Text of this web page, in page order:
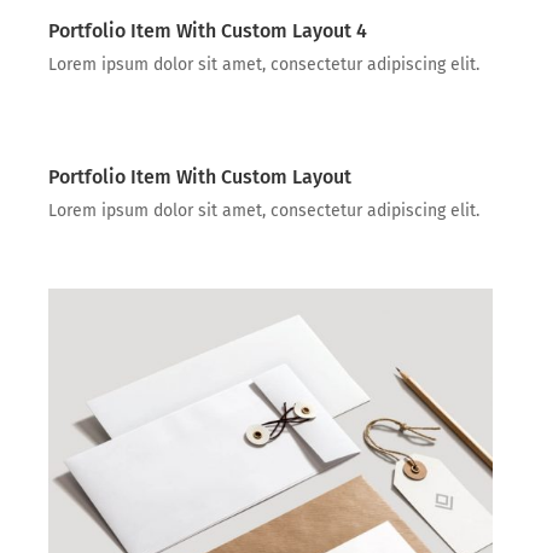
Portfolio Item With Custom Layout 4
Lorem ipsum dolor sit amet, consectetur adipiscing elit.
Portfolio Item With Custom Layout
Lorem ipsum dolor sit amet, consectetur adipiscing elit.